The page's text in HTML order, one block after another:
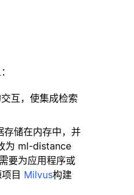
互，使集成检索
存储在内存中，并
为 ml-distance
要为应用程序或
目 Milvus构建